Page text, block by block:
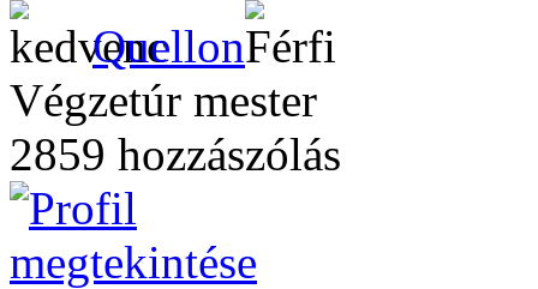
Quellon
Végzetúr mester
2859 hozzászólás